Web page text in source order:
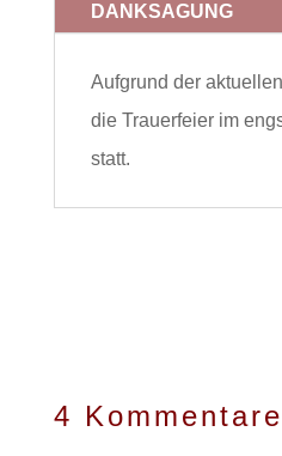
DANKSAGUNG
Aufgrund der
die Trauerfeier im
statt.
4 Kommentare